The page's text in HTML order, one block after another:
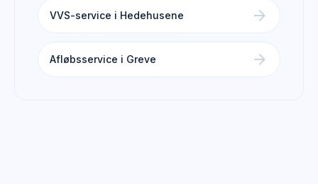
VVS-service i Hedehusene arrow_forward
Afløbsservice i Greve arrow_forward